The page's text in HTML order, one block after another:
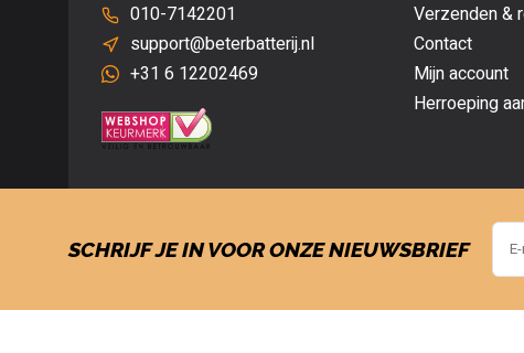
010-7142201
support@beterbatterij.nl
+31 6 12202469
Verzenden &
Contact
Mijn account
Herroeping
SCHRIJF JE IN VOOR ONZE NIEUWSBRIEF